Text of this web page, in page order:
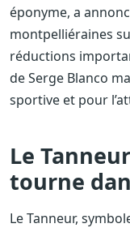
éponyme, a
montpelliéraines
réductions
de Serge Blanco
sportive et pour
Le
tourne
Le Tanneur,